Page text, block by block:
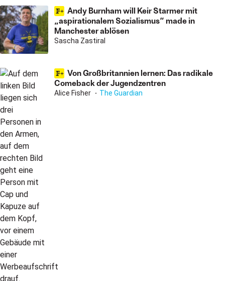
Andy Burnham will Keir Starmer mit
„aspirationalem Sozialismus“ made in
Manchester ablösen
Sascha Zastiral
Von Großbritannien lernen: Das radikale
Comeback der Jugendzentren
Alice Fisher The Guardian